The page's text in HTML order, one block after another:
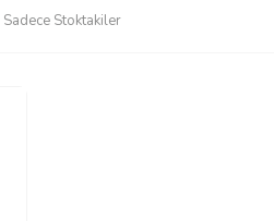
Sadece Stoktakiler